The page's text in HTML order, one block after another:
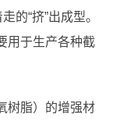
的“挤”出成型。
用于生产各种截
树脂）的增强材